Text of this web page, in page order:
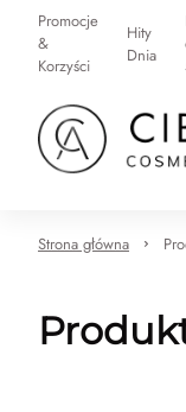
Promocje
&
Korzyści
Hity
Dnia
Strona główna